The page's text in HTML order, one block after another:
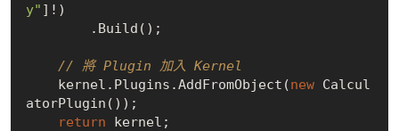
y" ]!)
// 將 Plugin 加入 Kernel
    kernel.Plugins.AddFromObject(
new Calcul
atorPlugin());
return kernel;